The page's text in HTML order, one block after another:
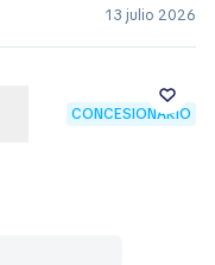
13 julio 2026